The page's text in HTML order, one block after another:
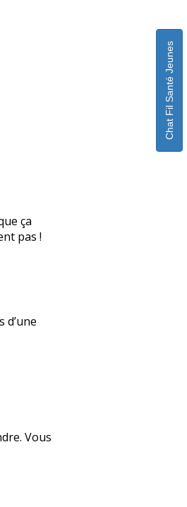
ça
pas !
d’une
Vous
Chat Fil Santé Jeunes